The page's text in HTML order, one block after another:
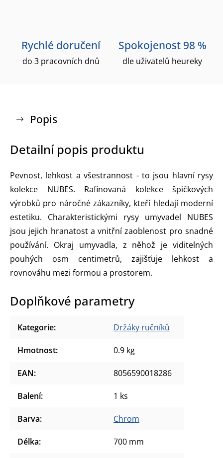
Rychlé doručení
do 3 pracovních dnů
Spokojenost 98 %
dle uživatelů heureky
Popis
Detailní popis produktu
Pevnost, lehkost a všestrannost - to jsou hlavní rysy
kolekce NUBES. Rafinovaná kolekce špičkových
výrobků pro náročné zákazníky, kteří hledají moderní
estetiku. Charakteristickými rysy umyvadel NUBES
jsou jejich hranatost a vnitřní zaoblenost pro snadné
používání. Okraj umyvadla, z něhož je viditelných
pouhých osm centimetrů, zajišťuje lehkost a
rovnováhu mezi formou a prostorem.
Doplňkové parametry
Kategorie: Držáky ručníků
Hmotnost: 0.9 kg
EAN: 8056590018286
Balení: 1 ks
Barva: Chrom
Délka: 700 mm